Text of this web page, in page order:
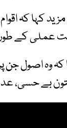
کہا کہ
عملی کے طور
کہ وہ اصول
بے حسی،